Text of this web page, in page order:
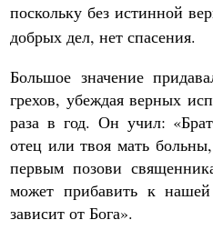
поскольку без истинной
добрых дел, нет спасения.
Большое значение
грехов, убеждая верных
раза в год. Он учил:
отец или твоя мать
первым позови
может прибавить к
зависит от Бога».